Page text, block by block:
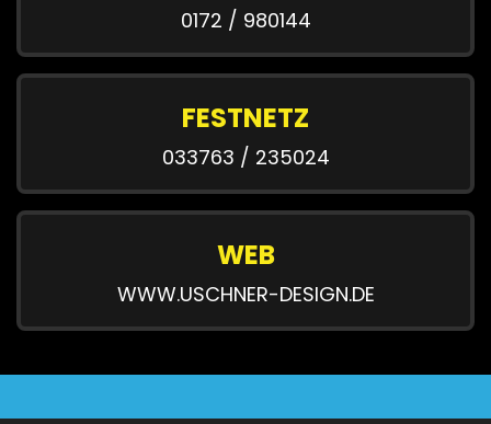
0172 / 980144
FESTNETZ
033763 / 235024
WEB
WWW.USCHNER-DESIGN.DE